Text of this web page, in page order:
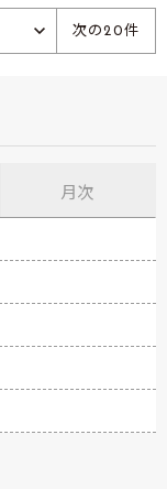
次の20件
月次